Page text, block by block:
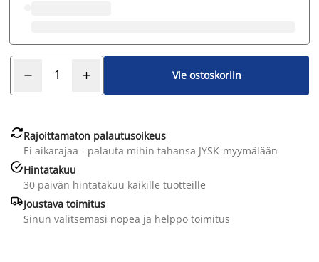
Vie ostoskoriin
Rajoittamaton palautusoikeus
Ei aikarajaa - palauta mihin tahansa JYSK-myymälään
Hintatakuu
30 päivän hintatakuu kaikille tuotteille
Joustava toimitus
Sinun valitsemasi nopea ja helppo toimitus